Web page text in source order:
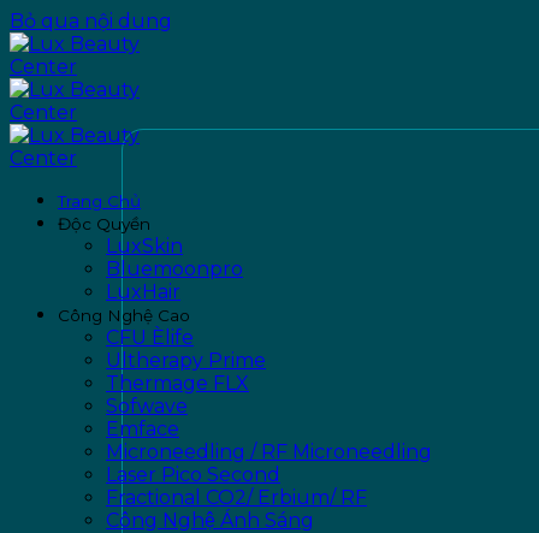
Bỏ qua nội dung
Trang Chủ
Độc Quyền
LuxSkin
Bluemoonpro
LuxHair
Công Nghệ Cao
CFU Èlife
Ultherapy Prime
Thermage FLX
Sofwave
Emface
Microneedling / RF Microneedling
Laser Pico Second
Fractional CO2/ Erbium/ RF
Công Nghệ Ánh Sáng